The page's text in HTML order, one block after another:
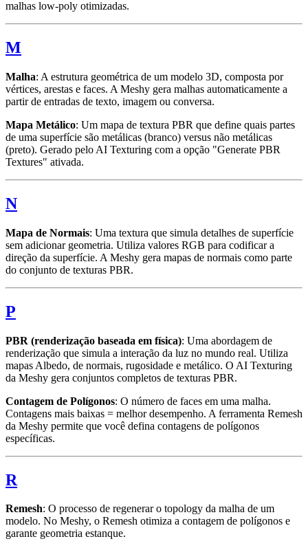
malhas low-poly otimizadas.
M
Malha: A estrutura geométrica de um modelo 3D, composta por
vértices, arestas e faces. A Meshy gera malhas automaticamente a
partir de entradas de texto, imagem ou conversa.
Mapa Metálico: Um mapa de textura PBR que define quais partes
de uma superfície são metálicas (branco) versus não metálicas
(preto). Gerado pelo AI Texturing com a opção "Generate PBR
Textures" ativada.
N
Mapa de Normais: Uma textura que simula detalhes de superfície
sem adicionar geometria. Utiliza valores RGB para codificar a
direção da superfície. A Meshy gera mapas de normais como parte
do conjunto de texturas PBR.
P
PBR (renderização baseada em física): Uma abordagem de
renderização que simula a interação da luz no mundo real. Utiliza
mapas Albedo, de normais, rugosidade e metálico. O AI Texturing
da Meshy gera conjuntos completos de texturas PBR.
Contagem de Polígonos: O número de faces em uma malha.
Contagens mais baixas = melhor desempenho. A ferramenta Remesh
da Meshy permite que você defina contagens de polígonos
específicas.
R
Remesh: O processo de regenerar o topology da malha de um
modelo. No Meshy, o Remesh otimiza a contagem de polígonos e
garante geometria estanque.